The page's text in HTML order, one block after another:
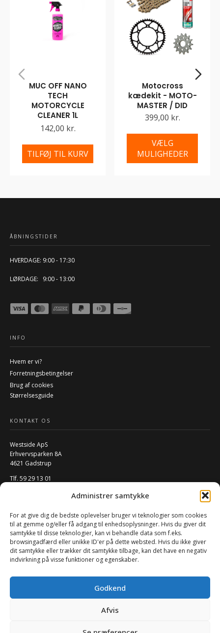
Administrer samtykke
For at give dig de bedste oplevelser bruger vi teknologier som cookies
til at gemme og/eller få adgang til enhedsoplysninger. Hvis du giver dit
samtykke til disse teknologier, kan vi behandle data som f.eks.
browsingadfærd eller unikke ID'er på dette websted. Hvis du ikke giver
dit samtykke eller trækker dit samtykke tilbage, kan det have en negativ
indvirkning på visse funktioner og egenskaber.
Godkend
Afvis
MUC OFF NANO
TECH
MOTORCYCLE
CLEANER 1L
142,00 kr.
TILFØJ TIL KURV
Motocross
kædekit - MOTO-
MASTER / DID
399,00 kr.
VÆLG
MULIGHEDER
ÅBNINGSTIDER
HVERDAGE: 9:00 - 17:30
LØRDAGE: 9:00 - 13:00
INFO
Hvem er vi?
Forretningsbetingelser
Brug af cookies
Størrelsesguide
KONTAKT OS
Westside ApS
Erhvervsparken 8A
4621 Gadstrup
Tlf. 59 29 13 01
FØLG OS PÅ SOCIALE MEDIER